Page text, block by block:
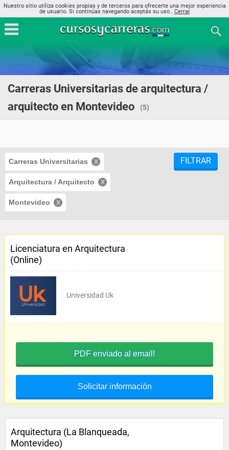
Nuestro sitio utiliza cookies propias y de terceros para ofrecerte una mejor experiencia
de usuario. Si continúas navegando aceptás su uso.. Cerrar
Carreras Universitarias de arquitectura /
arquitecto en Montevideo
(5)
Carreras Universitarias
Arquitectura / Arquitecto
Montevideo
FILTRAR
Licenciatura en Arquitectura
(Online)
Universidad Uk
PDF enviado al email!
Solicitar información
Arquitectura (La Blanqueada,
Montevideo)